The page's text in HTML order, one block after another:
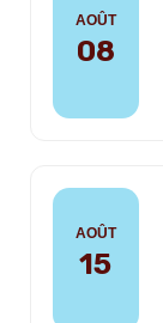
AOÛT
08
AOÛT
15